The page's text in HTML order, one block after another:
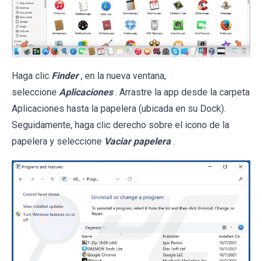
Haga clic Finder , en la nueva ventana,
seleccione Aplicaciones . Arrastre la app desde la carpeta
Aplicaciones hasta la papelera (ubicada en su Dock).
Seguidamente, haga clic derecho sobre el icono de la
papelera y seleccione Vaciar papelera .